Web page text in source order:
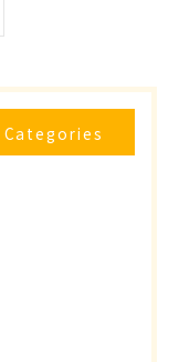
Categories